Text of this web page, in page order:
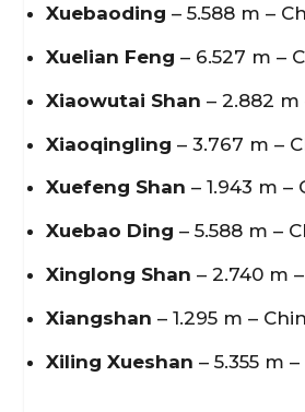
Xuebaoding – 5.588 m –
Xuelian Feng – 6.527 m –
Xiaowutai Shan – 2.882 m
Xiaoqingling – 3.767 m –
Xuefeng Shan – 1.943 m –
Xuebao Ding – 5.588 m –
Xinglong Shan – 2.740 m
Xiangshan – 1.295 m –
Xiling Xueshan – 5.355 m